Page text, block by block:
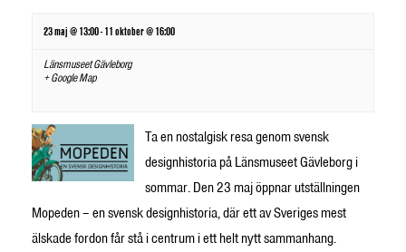
23 maj @ 13:00-11 oktober @ 16:00
Länsmuseet Gävleborg
+ Google Map
Ta en nostalgisk resa genom svensk
designhistoria på Länsmuseet Gävleborg i
sommar. Den 23 maj öppnar utställningen
Mopeden – en svensk designhistoria, där ett av Sveriges mest
älskade fordon får stå i centrum i ett helt nytt sammanhang.